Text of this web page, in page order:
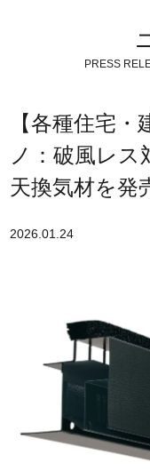
PRESS
【各種住宅
ノ：破風レス
天換気材を発
2026.01.24